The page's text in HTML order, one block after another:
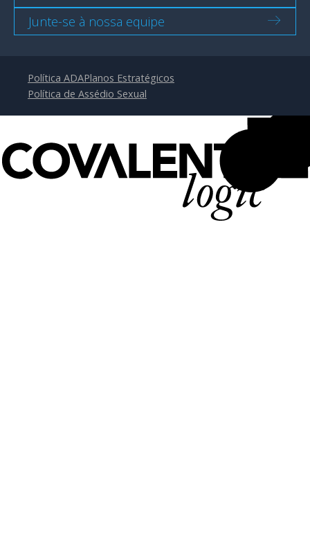
Junte-se à nossa equipe
Política ADAPlanos Estratégicos
Política de Assédio Sexual